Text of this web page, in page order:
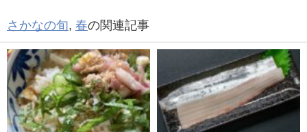
さかなの旬, 春の関連記事